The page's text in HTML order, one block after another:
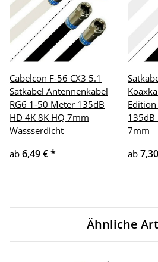
Cabelcon F-56 CX3 5.1
Satkabel Antennenkabel
RG6 1-50 Meter 135dB
HD 4K 8K HQ 7mm
Wassserdicht
ab 6,49 €*
135dB
7mm
ab
Ähnliche